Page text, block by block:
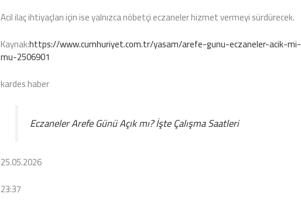
Acil ilaç ihtiyaçları için ise yalnızca nöbetçi eczaneler hizmet vermeyi sürdürecek.
Kaynak:https://www.cumhuriyet.com.tr/yasam/arefe-gunu-eczaneler-acik-
mu-2506901
kardes haber
Eczaneler Arefe Günü Açık mı? İşte Çalışma Saatleri
25.05.2026
23:37